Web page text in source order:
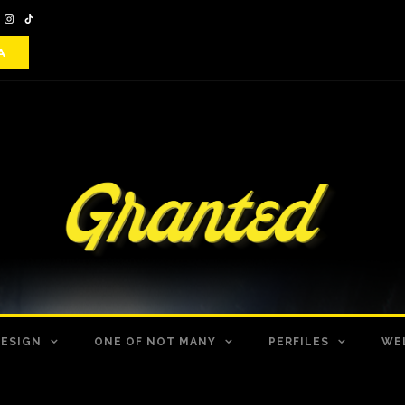
ONE OF NOT MANY PERFILES